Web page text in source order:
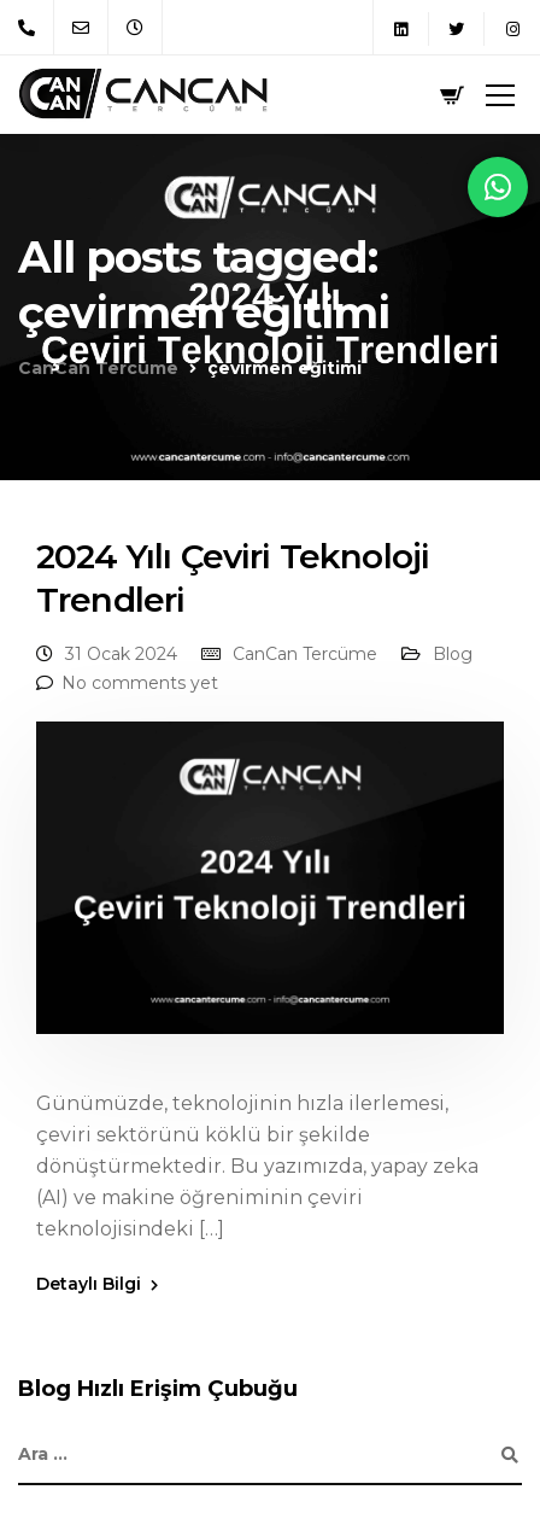
All posts tagged:
çevirmen eğitimi
CanCan Tercüme çevirmen eğitimi
2024 Yılı Çeviri Teknoloji
Trendleri
31 Ocak 2024 CanCan Tercüme
Blog
No comments yet
Günümüzde, teknolojinin hızla ilerlemesi,
çeviri sektörünü köklü bir şekilde
dönüştürmektedir. Bu yazımızda, yapay zeka
(AI) ve makine öğreniminin çeviri
teknolojisindeki […]
Detaylı Bilgi
Blog Hızlı Erişim Çubuğu